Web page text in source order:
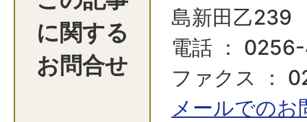
に関する
お問合せ
島新田乙239
電話 ：
ファクス ：
メールでの